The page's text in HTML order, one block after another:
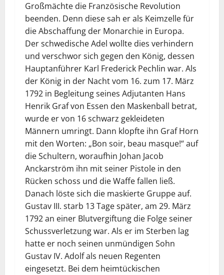
Großmächte die Französische Revolution
beenden. Denn diese sah er als Keimzelle für
die Abschaffung der Monarchie in Europa.
Der schwedische Adel wollte dies verhindern
und verschwor sich gegen den König, dessen
Hauptanführer Karl Frederick Pechlin war. Als
der König in der Nacht vom 16. zum 17. März
1792 in Begleitung seines Adjutanten Hans
Henrik Graf von Essen den Maskenball betrat,
wurde er von 16 schwarz gekleideten
Männern umringt. Dann klopfte ihn Graf Horn
mit den Worten: „Bon soir, beau masque!“ auf
die Schultern, woraufhin Johan Jacob
Anckarström ihn mit seiner Pistole in den
Rücken schoss und die Waffe fallen ließ.
Danach löste sich die maskierte Gruppe auf.
Gustav III. starb 13 Tage später, am 29. März
1792 an einer Blutvergiftung die Folge seiner
Schussverletzung war. Als er im Sterben lag
hatte er noch seinen unmündigen Sohn
Gustav IV. Adolf als neuen Regenten
eingesetzt. Bei dem heimtückischen